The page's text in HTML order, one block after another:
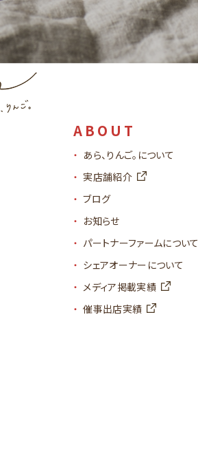
ABOUT
あら、りんご。について
実店舗紹介
ブログ
お知らせ
パートナーファームについて
シェアオーナーについて
メディア掲載実績
催事出店実績